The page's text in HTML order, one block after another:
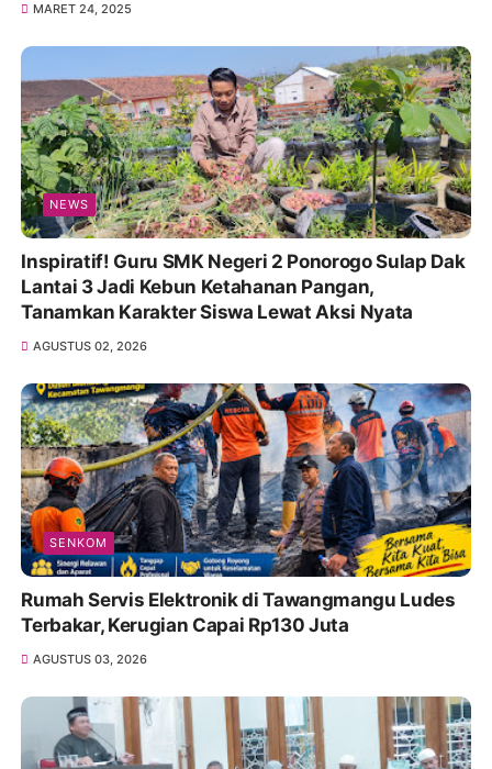
MARET 24, 2025
NEWS
Inspiratif! Guru SMK Negeri 2 Ponorogo Sulap Dak
Lantai 3 Jadi Kebun Ketahanan Pangan,
Tanamkan Karakter Siswa Lewat Aksi Nyata
AGUSTUS 02, 2026
SENKOM
Rumah Servis Elektronik di Tawangmangu Ludes
Terbakar, Kerugian Capai Rp130 Juta
AGUSTUS 03, 2026